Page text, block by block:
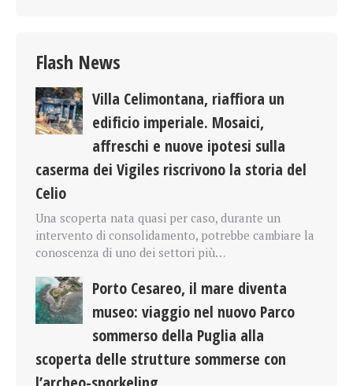
Flash News
Villa Celimontana, riaffiora un
edificio imperiale. Mosaici,
affreschi e nuove ipotesi sulla
caserma dei Vigiles riscrivono la storia del
Celio
Una scoperta nata quasi per caso, durante un
intervento di consolidamento, potrebbe cambiare la
conoscenza di uno dei settori più…
Porto Cesareo, il mare diventa
museo: viaggio nel nuovo Parco
sommerso della Puglia alla
scoperta delle strutture sommerse con